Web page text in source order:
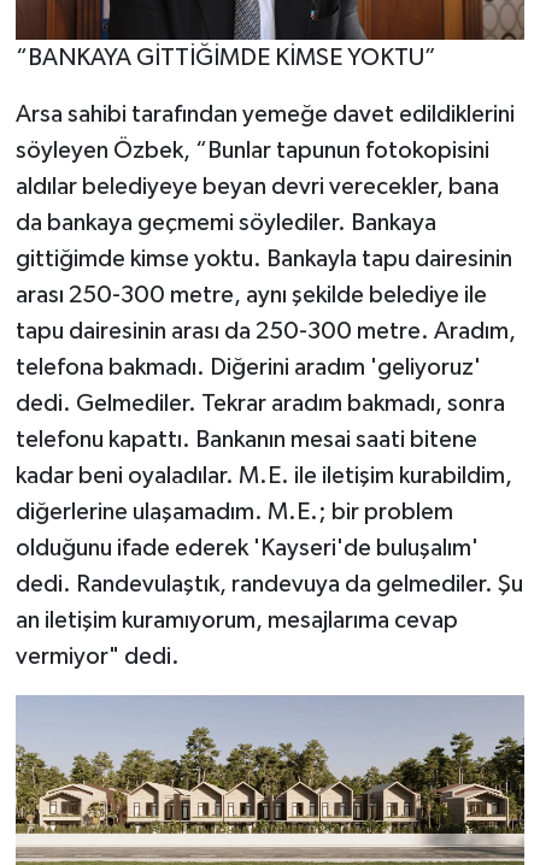
“BANKAYA GİTTİĞİMDE KİMSE YOKTU”
Arsa sahibi tarafından yemeğe davet edildiklerini
söyleyen Özbek, “Bunlar tapunun fotokopisini
aldılar belediyeye beyan devri verecekler, bana
da bankaya geçmemi söylediler. Bankaya
gittiğimde kimse yoktu. Bankayla tapu dairesinin
arası 250-300 metre, aynı şekilde belediye ile
tapu dairesinin arası da 250-300 metre. Aradım,
telefona bakmadı. Diğerini aradım 'geliyoruz'
dedi. Gelmediler. Tekrar aradım bakmadı, sonra
telefonu kapattı. Bankanın mesai saati bitene
kadar beni oyaladılar. M.E. ile iletişim kurabildim,
diğerlerine ulaşamadım. M.E.; bir problem
olduğunu ifade ederek 'Kayseri'de buluşalım'
dedi. Randevulaştık, randevuya da gelmediler. Şu
an iletişim kuramıyorum, mesajlarıma cevap
vermiyor" dedi.